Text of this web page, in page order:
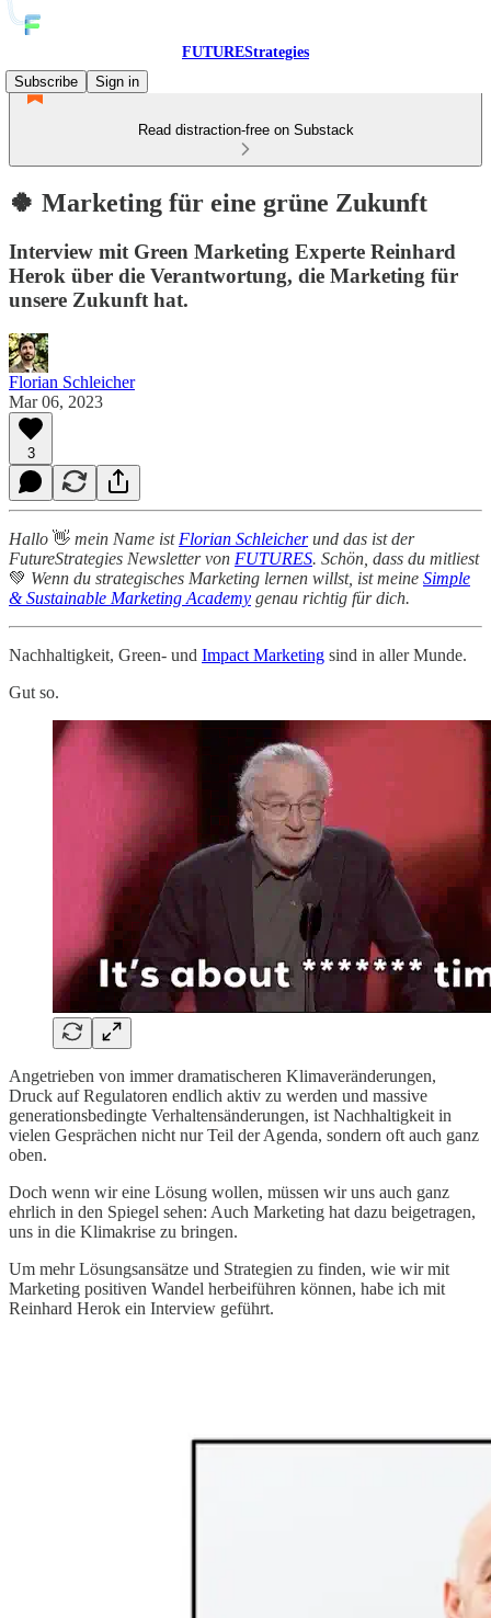
FUTUREStrategies
Subscribe
Sign in
Read distraction-free on Substack
🍀 Marketing für eine grüne Zukunft
Interview mit Green Marketing Experte Reinhard
Herok über die Verantwortung, die Marketing für
unsere Zukunft hat.
Florian Schleicher
Mar 06, 2023
3
Hallo 👋 mein Name ist Florian Schleicherund das ist der
FutureStrategies Newsletter von FUTURES. Schön, dass du mitliest
💚 Wenn du strategisches Marketing lernen willst, ist meine Simple
& Sustainable Marketing Academy genau richtig für dich.
Nachhaltigkeit, Green- und Impact Marketing sind in aller Munde.
Gut so.
Angetrieben von immer dramatischeren Klimaveränderungen,
Druck auf Regulatoren endlich aktiv zu werden und massive
generationsbedingte Verhaltensänderungen, ist Nachhaltigkeit in
vielen Gesprächen nicht nur Teil der Agenda, sondern oft auch ganz
oben.
Doch wenn wir eine Lösung wollen, müssen wir uns auch ganz
ehrlich in den Spiegel sehen: Auch Marketing hat dazu beigetragen,
uns in die Klimakrise zu bringen.
Um mehr Lösungsansätze und Strategien zu finden, wie wir mit
Marketing positiven Wandel herbeiführen können, habe ich mit
Reinhard Herok ein Interview geführt.